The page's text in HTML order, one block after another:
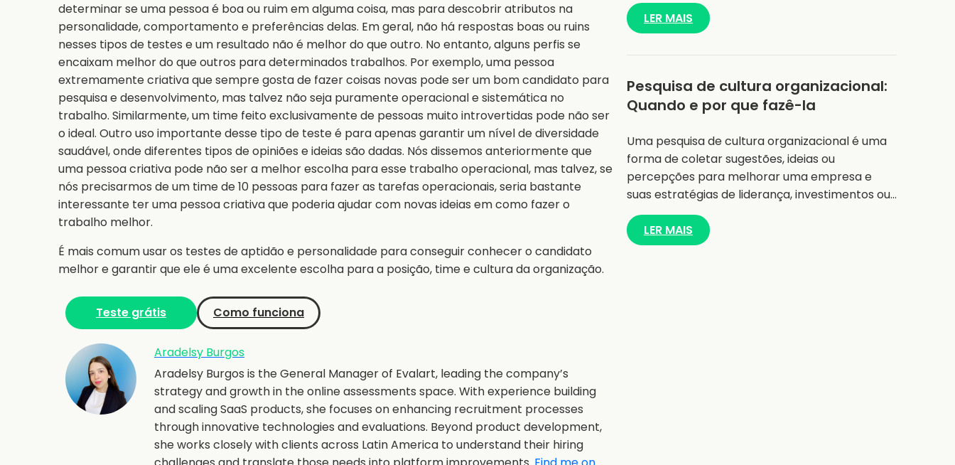
determinar se uma pessoa é boa ou ruim em alguma coisa, mas para descobrir atributos na
personalidade, comportamento e preferências delas. Em geral, não há respostas boas ou ruins
nesses tipos de testes e um resultado não é melhor do que outro. No entanto, alguns perfis se
encaixam melhor do que outros para determinados trabalhos. Por exemplo, uma pessoa
extremamente criativa que sempre gosta de fazer coisas novas pode ser um bom candidato para
pesquisa e desenvolvimento, mas talvez não seja puramente operacional e sistemática no
trabalho. Similarmente, um time feito exclusivamente de pessoas muito introvertidas pode não ser
o ideal. Outro uso importante desse tipo de teste é para apenas garantir um nível de diversidade
saudável, onde diferentes tipos de opiniões e ideias são dadas. Nós dissemos anteriormente que
uma pessoa criativa pode não ser a melhor escolha para esse trabalho operacional, mas talvez, se
nós precisarmos de um time de 10 pessoas para fazer as tarefas operacionais, seria bastante
interessante ter uma pessoa criativa que poderia ajudar com novas ideias em como fazer o
trabalho melhor.
É mais comum usar os testes de aptidão e personalidade para conseguir conhecer o candidato
melhor e garantir que ele é uma excelente escolha para a posição, time e cultura da organização.
Teste grátis Como funciona
Aradelsy Burgos
Aradelsy Burgos is the General Manager of Evalart, leading the company’s
strategy and growth in the online assessments space. With experience building
and scaling SaaS products, she focuses on enhancing recruitment processes
through innovative technologies and evaluations. Beyond product development,
she works closely with clients across Latin America to understand their hiring
LER MAIS
Pesquisa de cultura organizacional:
Quando e por que fazê-la
Uma pesquisa de cultura organizacional é uma
forma de coletar sugestões, ideias ou
percepções para melhorar uma empresa e
suas estratégias de liderança, investimentos ou…
LER MAIS